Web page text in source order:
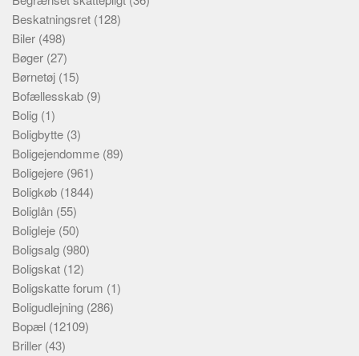
Beskatningsret (128)
Biler (498)
Bøger (27)
Børnetøj (15)
Bofællesskab (9)
Bolig (1)
Boligbytte (3)
Boligejendomme (89)
Boligejere (961)
Boligkøb (1844)
Boliglån (55)
Boligleje (50)
Boligsalg (980)
Boligskat (12)
Boligskatte forum (1)
Boligudlejning (286)
Bopæl (12109)
Briller (43)